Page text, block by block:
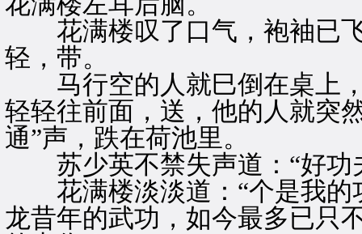
花满楼叹了口气，袍袖已飞
轻，带。
马行空的人就巳倒在桌上，
轻轻往前面，送，他的人就突
通”声，跌在荷池里。
苏少英不禁失声道：“好功
花满楼淡淡道：“个是我的
龙昔年的武功，如今最多已只